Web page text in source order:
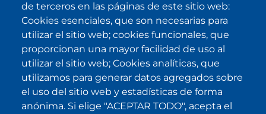
SUBSCRIBE
He sido informado/a sobre política
de privacidad
y la acepto.
IKI en otras latitudes
de terceros en las páginas de este sitio web:
Cookies esenciales, que son necesarias para
utilizar el sitio web; cookies funcionales, que
proporcionan una mayor facilidad de uso al
utilizar el sitio web; Cookies analíticas, que
utilizamos para generar datos agregados sobre
el uso del sitio web y estadísticas de forma
anónima. Si elige "ACEPTAR TODO", acepta el